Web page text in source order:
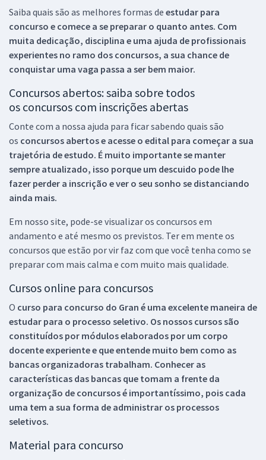
Saiba quais são as melhores formas de estudar para
concurso e comece a se preparar o quanto antes. Com
muita dedicação, disciplina e uma ajuda de profissionais
experientes no ramo dos concursos, a sua chance de
conquistar uma vaga passa a ser bem maior.
Concursos abertos: saiba sobre todos
os concursos com inscrições abertas
Conte com a nossa ajuda para ficar sabendo quais são
os concursos abertos e acesse o edital para começar a sua
trajetória de estudo. É muito importante se manter
sempre atualizado, isso porque um descuido pode lhe
fazer perder a inscrição e ver o seu sonho se distanciando
ainda mais.
Em nosso site, pode-se visualizar os concursos em
andamento e até mesmo os previstos. Ter em mente os
concursos que estão por vir faz com que você tenha como se
preparar com mais calma e com muito mais qualidade.
Cursos online para concursos
O curso para concurso do Gran é uma excelente maneira de
estudar para o processo seletivo. Os nossos cursos são
constituídos por módulos elaborados por um corpo
docente experiente e que entende muito bem como as
bancas organizadoras trabalham. Conhecer as
características das bancas que tomam a frente da
organização de concursos é importantíssimo, pois cada
uma tem a sua forma de administrar os processos
seletivos.
Material para concurso